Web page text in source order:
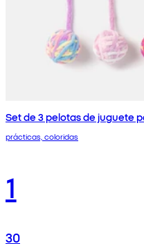
Set de 3 pelotas de juguete
prácticas, coloridas
1
30